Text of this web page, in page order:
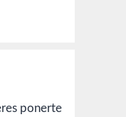
ponerte